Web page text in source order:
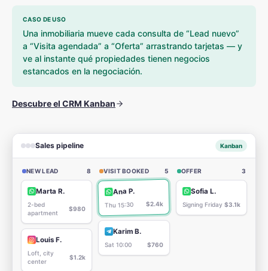
CASO DE USO
Una inmobiliaria mueve cada consulta de “Lead nuevo”
a “Visita agendada” a “Oferta” arrastrando tarjetas — y
ve al instante qué propiedades tienen negocios
estancados en la negociación.
Descubre el CRM Kanban
Sales pipeline Kanban
NEW LEAD 8
Marta R.
2-bed
apartment
$980
Louis F.
Loft, city
center
$1.2k
VISIT BOOKED 5
Ana P.
Thu 15:30 $2.4k
Karim B.
Sat 10:00 $760
OFFER 3
Sofia L.
Signing Friday $3.1k